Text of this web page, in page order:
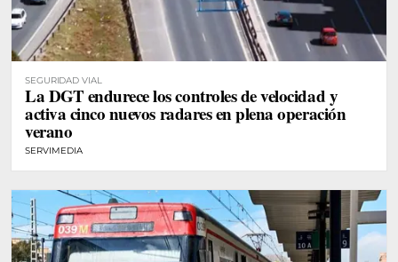
SEGURIDAD VIAL
La DGT endurece los controles de velocidad y
activa cinco nuevos radares en plena operación
verano
SERVIMEDIA